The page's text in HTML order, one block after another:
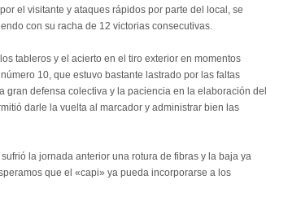
el visitante y ataques rápidos por parte del local, se
con su racha de 12 victorias consecutivas.
tableros y el acierto en el tiro exterior en momentos
10, que estuvo bastante lastrado por las faltas
gran defensa colectiva y la paciencia en la elaboración del
darle la vuelta al marcador y administrar bien las
la jornada anterior una rotura de fibras y la baja ya
que el «capi» ya pueda incorporarse a los